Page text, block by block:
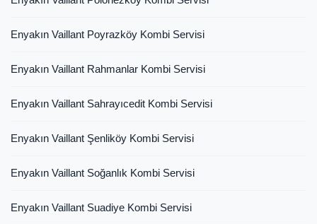
Enyakın Vaillant Poyrazköy Kombi Servisi
Enyakın Vaillant Rahmanlar Kombi Servisi
Enyakın Vaillant Sahrayıcedit Kombi Servisi
Enyakın Vaillant Şenliköy Kombi Servisi
Enyakın Vaillant Soğanlık Kombi Servisi
Enyakın Vaillant Suadiye Kombi Servisi